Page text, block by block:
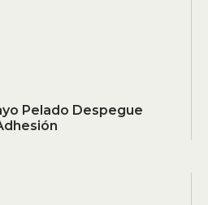
Pelado Despegue